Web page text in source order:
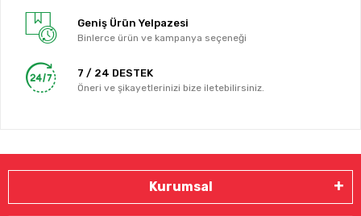
Geniş Ürün Yelpazesi
Binlerce ürün ve kampanya seçeneği
7 / 24 DESTEK
Öneri ve şikayetlerinizi bize iletebilirsiniz.
Kurumsal